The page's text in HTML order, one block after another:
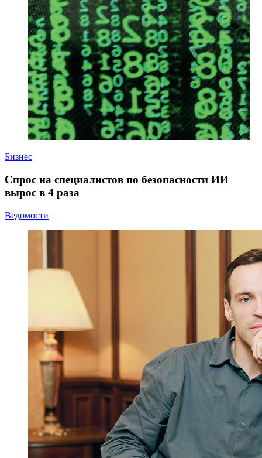
Бизнес
Спрос на специалистов по безопасности ИИ
вырос в 4 раза
Ведомости